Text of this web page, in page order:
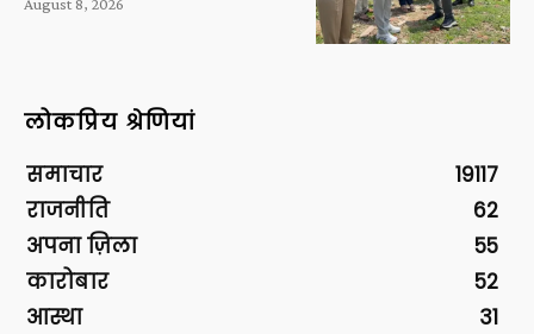
लोकप्रिय श्रेणियां
समाचार
19117
राजनीति
62
अपना ज़िला
55
कारोबार
52
आस्था
31